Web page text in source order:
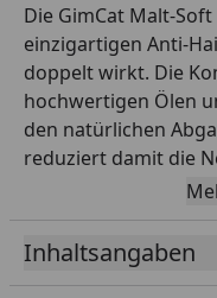
Die GimCat Malt-
einzigartigen Anti-
doppelt wirkt. Die
hochwertigen Ölen
den natürlichen
reduziert damit die
Zudem werden
Knäuelbildung
Glucan unterstützt
Inhaltsangaben